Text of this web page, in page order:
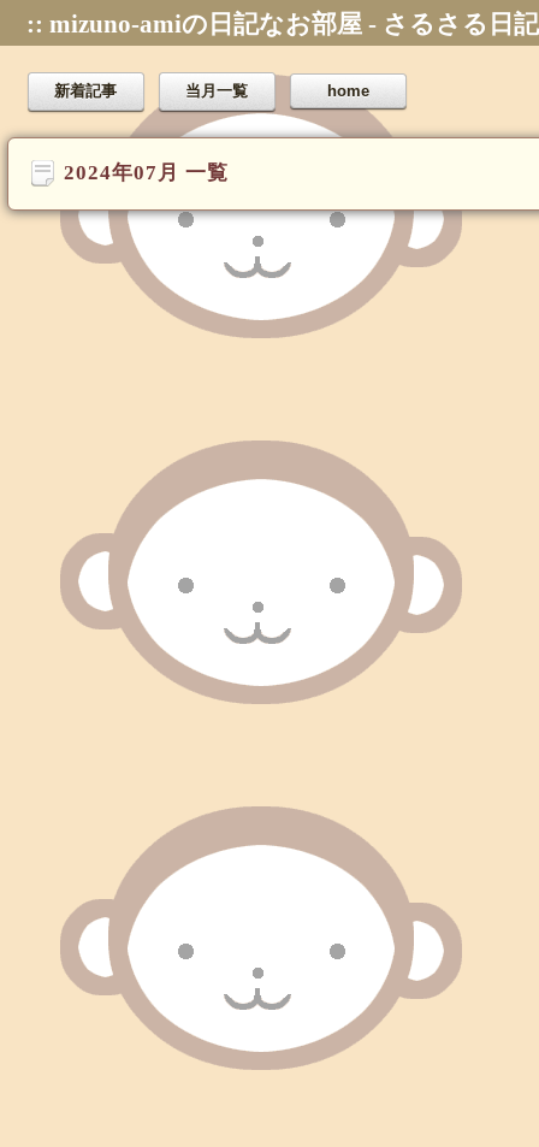
:: mizuno-amiの日記なお部屋 - さるさる日
新着記事 当月一覧 home
2024年07月 一覧